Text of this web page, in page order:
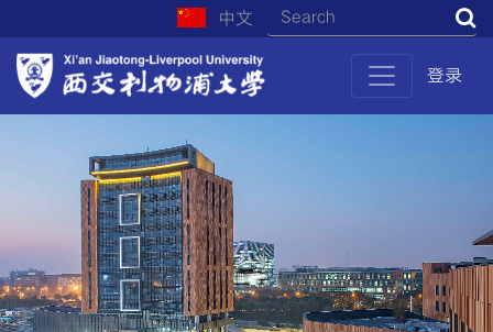
中文
登录